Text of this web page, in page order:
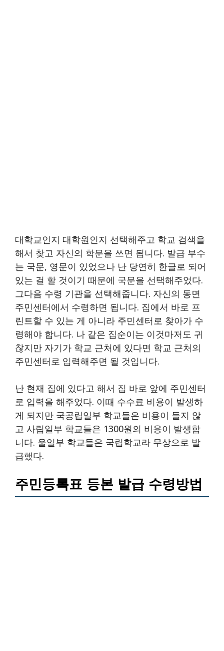
대학교인지 대학원인지 선택해주고 학교 검색을
해서 찾고 자신의 학문을 쓰면 됩니다. 발급 부수
는 국문, 영문이 있었으나 난 당연히 한글로 되어
있는 걸 할 것이기 때문에 국문을 선택해주었다.
그다음 수령 기관을 선택해줍니다. 자신의 동면
주민센터에서 수령하면 됩니다. 집에서 바로 프
린트할 수 있는 게 아니라 주민센터로 찾아가 수
령해야 합니다. 나 같은 집순이는 이것마저도 귀
찮지만 자기가 학교 근처에 있다면 학교 근처의
주민센터로 입력해주면 될 것입니다.
난 현재 집에 있다고 해서 집 바로 앞에 주민센터
로 입력을 해주었다. 이때 수수료 비용이 발생하
게 되지만 국공립일부 학교들은 비용이 들지 않
고 사립일부 학교들은 1300원의 비용이 발생합
니다. 울일부 학교들은 국립학교라 무상으로 발
급했다.
주민등록표 등본 발급 수령방법